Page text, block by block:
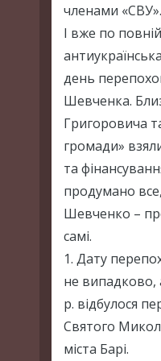
членами «СВУ».
І вже по
день
Шевченка.
Григоровича
громади»
та
продумано
Шевченко –
самі.
1. Дату
не випадково,
р. відбулося
Святого
міста Барі.